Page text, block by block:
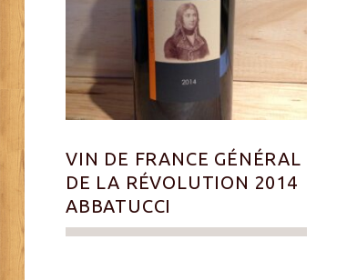
VIN DE FRANCE GÉNÉRAL
DE LA RÉVOLUTION 2014
ABBATUCCI